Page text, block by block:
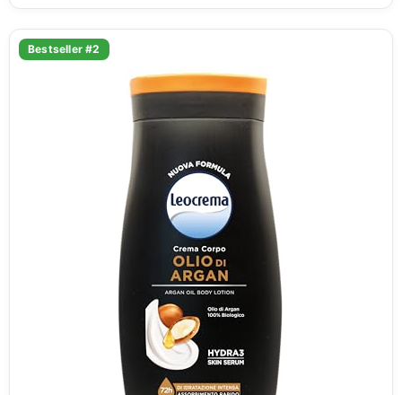
Bestseller #2